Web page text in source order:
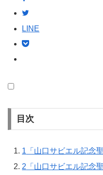
LINE
目次
1 「山口サビエル記念
2 「山口サビエル記念